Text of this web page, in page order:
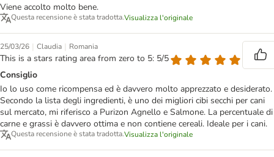
Viene accolto molto bene.
Questa recensione è stata tradotta.Visualizza l'originale
25/03/26 | Claudia | Romania
This is a stars rating area from zero to 5: 5/5
Consiglio
Io lo uso come ricompensa ed è davvero molto apprezzato e desiderato.
Secondo la lista degli ingredienti, è uno dei migliori cibi secchi per cani
sul mercato, mi riferisco a Purizon Agnello e Salmone. La percentuale di
carne e grassi è davvero ottima e non contiene cereali. Ideale per i cani.
Questa recensione è stata tradotta.Visualizza l'originale